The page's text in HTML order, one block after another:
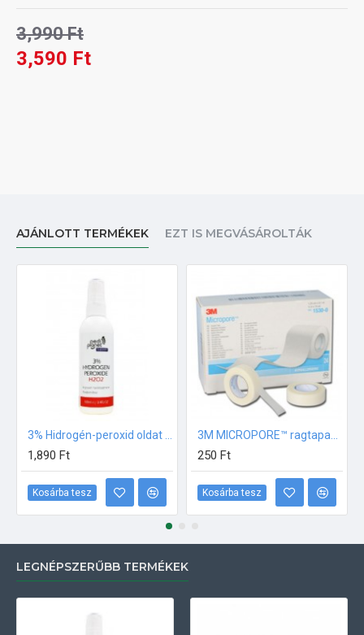
3,590 Ft
3,990 Ft
AJÁNLOTT TERMÉKEK EZT IS MEGVÁSÁROLTÁK
1,890 Ft
Kosárba tesz
250 Ft
Kosárba tesz
LEGNÉPSZERŰBB TERMÉKEK